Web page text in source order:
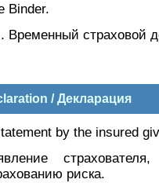
Binder.
Временный страховой
/ Декларация
by the insured
риска.